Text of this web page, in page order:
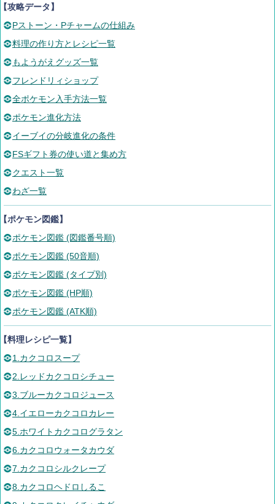
攻略データ】
Pストーン・Pチャームの仕組み
料理の作り方とレシピ一覧
もようがえグッズ一覧
フレンドリィショップ
全ポケモン入手方法一覧
ポケモン進化方法
イーブイの分岐進化の条件
FSギフト券の使い道と集め方
クエスト一覧
わざ一覧
ポケモン図鑑】
ポケモン図鑑 (図鑑番号順)
ポケモン図鑑 (50音順)
ポケモン図鑑 (タイプ別)
ポケモン図鑑 (HP順)
ポケモン図鑑 (ATK順)
料理レシピ一覧】
1.カクコロスープ
2.レッドカクコロシチュー
3.ブルーカクコロジュース
4.イエローカクコロカレー
5.ホワイトカクコログラタン
6.カクコロウォータカウダ
7.カクコロシルクレープ
8.カクコロヘドロしるこ